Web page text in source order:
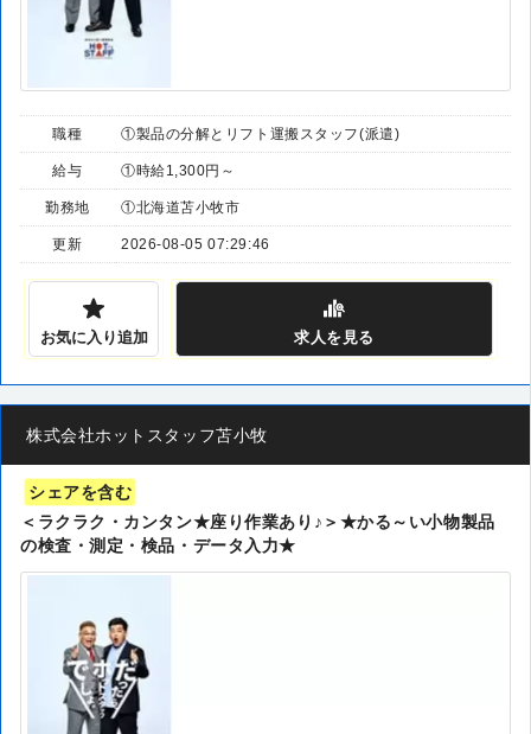
職種 ①製品の分解とリフト運搬スタッフ(派遣)
給与 ①時給1,300円～
勤務地 ①北海道苫小牧市
更新 2026-08-05 07:29:46
お気に入り追加 求人 を見る
株式会社ホットスタッフ苫小牧
シェアを含む
＜ラクラク・カンタン★座り作業あり♪＞★かる～い小物製品
の検査・測定・検品・データ入力★